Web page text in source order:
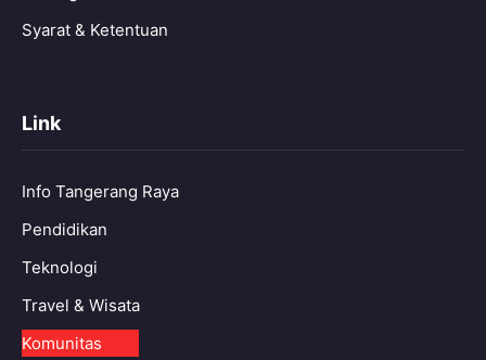
Syarat & Ketentuan
Link
Info Tangerang Raya
Pendidikan
Teknologi
Travel & Wisata
Komunitas